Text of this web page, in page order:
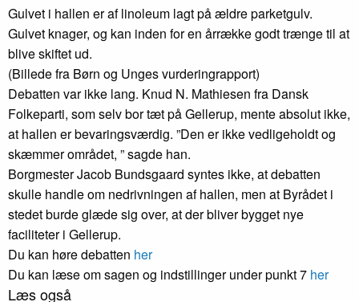
Gulvet i hallen er af linoleum lagt på ældre parketgulv.
Gulvet knager, og kan inden for en årrække godt trænge til at
blive skiftet ud.
(Billede fra Børn og Unges vurderingrapport)
Debatten var ikke lang. Knud N. Mathiesen fra Dansk
Folkeparti, som selv bor tæt på Gellerup, mente absolut ikke,
at hallen er bevaringsværdig. ”Den er ikke vedligeholdt og
skæmmer området, ” sagde han.
Borgmester Jacob Bundsgaard syntes ikke, at debatten
skulle handle om nedrivningen af hallen, men at Byrådet i
stedet burde glæde sig over, at der bliver bygget nye
faciliteter i Gellerup.
Du kan høre debatten her
Du kan læse om sagen og indstillinger under punkt 7 her
Læs også